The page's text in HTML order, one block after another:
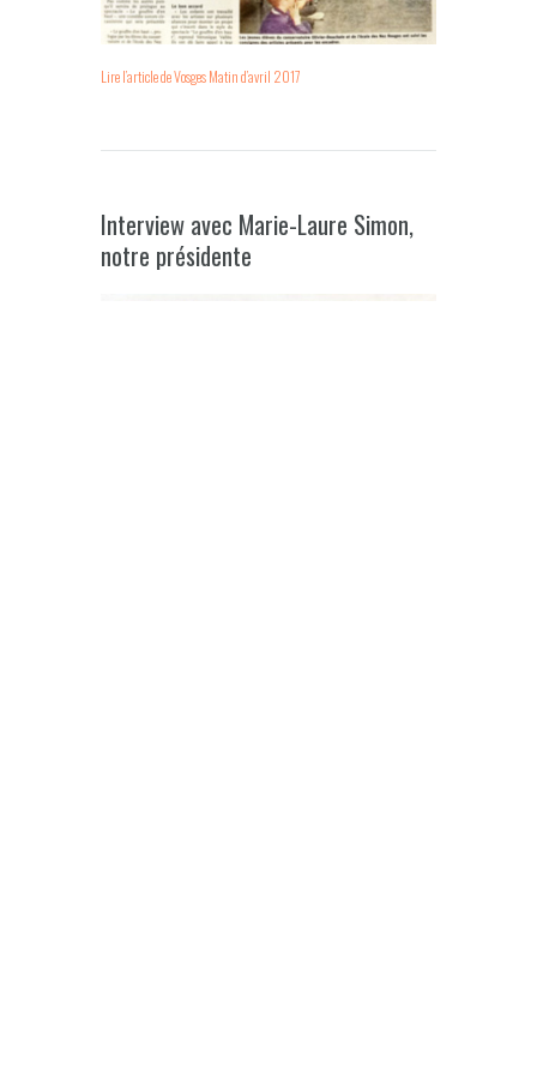
Lire l’article de Vosges Matin d’avril 2017
Interview avec Marie-Laure Simon,
notre présidente